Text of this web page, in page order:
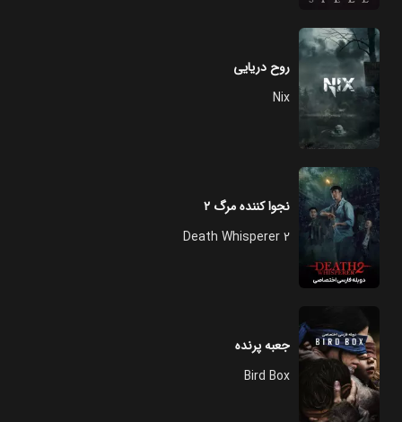
روح دریایی
Nix
نجوا کننده مرگ ۲
Death Whisperer 2
جعبه پرنده
Bird Box